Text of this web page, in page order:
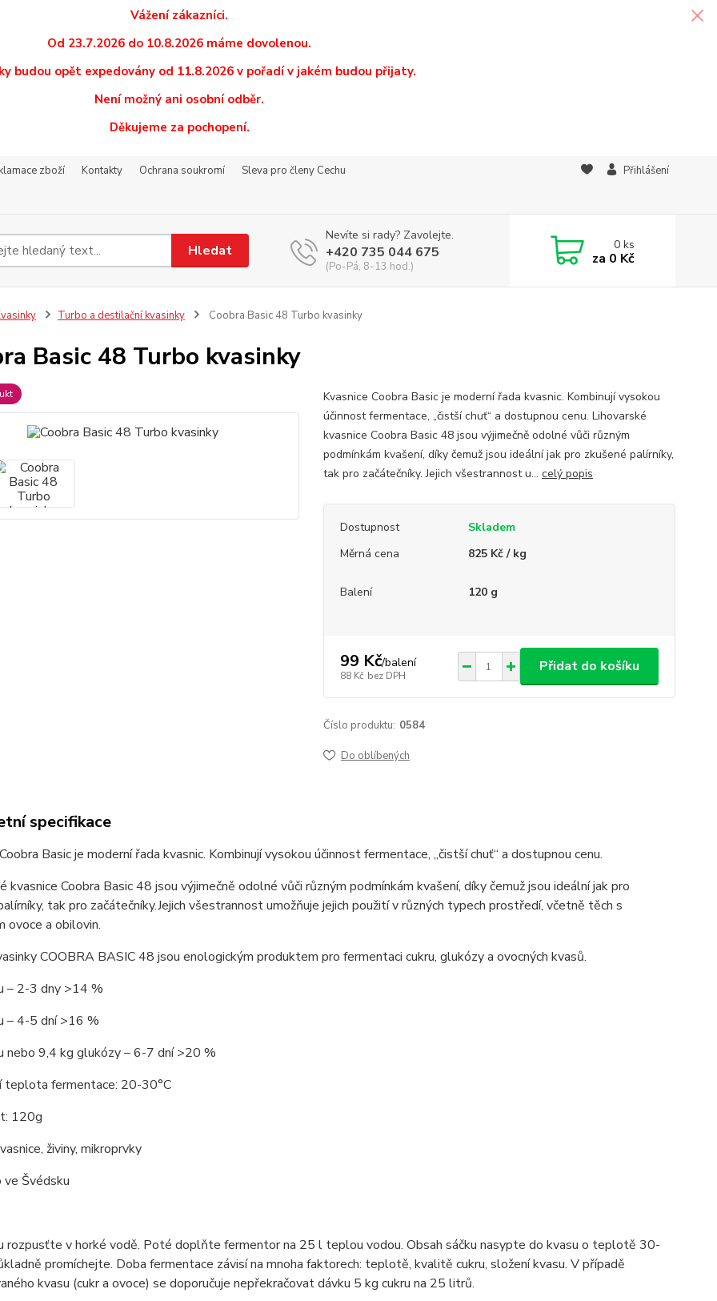
Vážení zákazníci.
Od 23.7.2026 do 10.8.2026 máme dovolenou.
budou opět expedovány od 11.8.2026 v pořadí v jakém budou přijaty.
Není možný ani osobní odběr.
Děkujeme za pochopení.
zboží Kontakty Ochrana soukromí
Sleva pro členy Cechu
Přihlášení
Hledat
Nevíte si rady? Zavolejte.
+420 735 044 675
(Po-Pá, 8-13 hod.)
0ks
za 0 Kč
Turbo a destilační kvasinky Coobra Basic 48 Turbo kvasinky
Basic 48 Turbo kvasinky
Kvasnice Coobra Basic je moderní řada kvasnic. Kombinují vysokou
účinnost fermentace, „čistší chuť“ a dostupnou cenu. Lihovarské
kvasnice Coobra Basic 48 jsou výjimečně odolné vůči různým
podmínkám kvašení, díky čemuž jsou ideální jak pro zkušené palírníky,
tak pro začátečníky. Jejich všestrannost u... celý popis
Dostupnost
Skladem
Měrná cena
825 Kč / kg
Balení 120 g
99 Kč/balení
88 Kč bez DPH
Přidat do košíku
Číslo produktu: 0584
Do oblíbených
specifikace
Basic je moderní řada kvasnic. Kombinují vysokou účinnost fermentace, „čistší chuť“ a dostupnou cenu.
kvasnice Coobra Basic 48 jsou výjimečně odolné vůči různým podmínkám kvašení, díky čemuž jsou ideální jak pro
tak pro začátečníky.Jejich všestrannost umožňuje jejich použití v různých typech prostředí, včetně těch s
ovoce a obilovin.
COOBRA BASIC 48 jsou enologickým produktem pro fermentaci cukru, glukózy a ovocných kvasů.
– 2-3 dny >14 %
– 4-5 dní >16 %
nebo 9,4 kg glukózy – 6-7 dní >20 %
teplota fermentace: 20-30°C
120g
živiny, mikroprvky
ve Švédsku
rozpusťte v horké vodě. Poté doplňte fermentor na 25 l teplou vodou. Obsah sáčku nasypte do kvasu o teplotě 30-
promíchejte. Doba fermentace závisí na mnoha faktorech: teplotě, kvalitě cukru, složení kvasu. V případě
kvasu (cukr a ovoce) se doporučuje nepřekračovat dávku 5 kg cukru na 25 litrů.